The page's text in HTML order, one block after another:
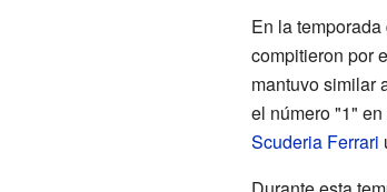
En la
compitieron por
mantuvo similar
el número "1"
Scuderia Ferrari